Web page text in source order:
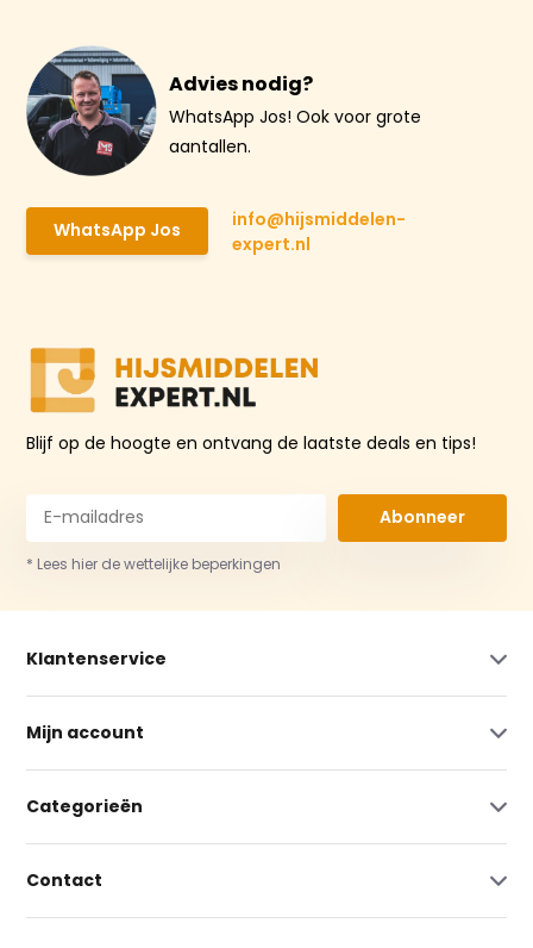
Advies nodig?
WhatsApp Jos! Ook voor grote
aantallen.
WhatsApp Jos
info@hijsmiddelen-
expert.nl
Blijf op de hoogte en ontvang de laatste deals en tips!
Abonneer
* Lees hier de wettelijke beperkingen
Klantenservice
Mijn account
Categorieën
Contact